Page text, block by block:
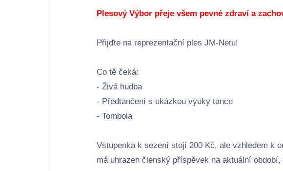
Plesový Výbor přeje všem pevné zdraví a
Přijďte na reprezentační ples JM-Netu!
Co tě čeká:
- Živá hudba
- Předtančení s ukázkou výuky tance
- Tombola
Vstupenka k sezení stojí 200 Kč, ale vzhledem k
má uhrazen členský příspěvek na aktuální